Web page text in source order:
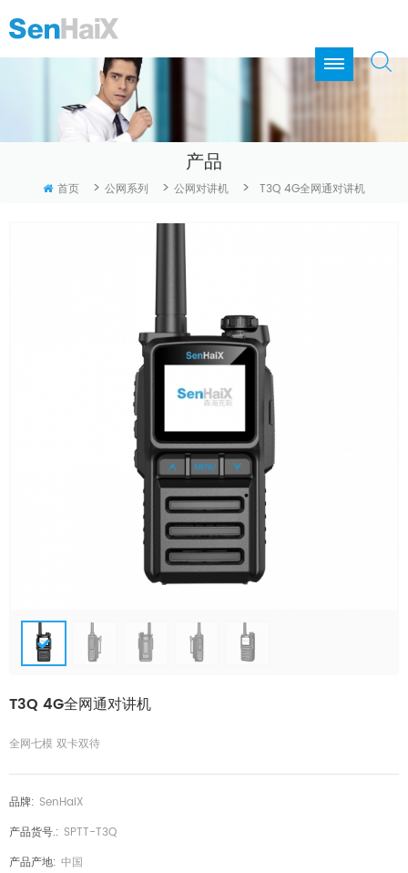
产品
首页 > 公网系列 > 公网对讲机 > T3Q 4G全网通对讲机
T3Q 4G全网通对讲机
全网七模 双卡双待
品牌: SenHaiX
产品货号.: SPTT-T3Q
产品产地: 中国